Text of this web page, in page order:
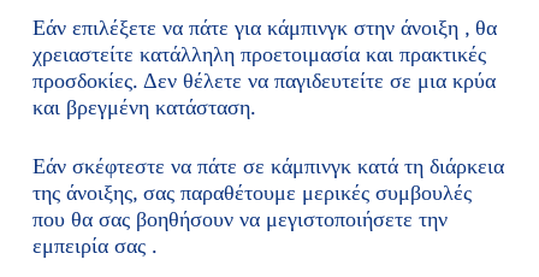
Εάν επιλέξετε να πάτε για κάμπινγκ στην άνοιξη , θα
χρειαστείτε κατάλληλη προετοιμασία και πρακτικές
προσδοκίες. Δεν θέλετε να παγιδευτείτε σε μια κρύα
και βρεγμένη κατάσταση.
Εάν σκέφτεστε να πάτε σε κάμπινγκ κατά τη διάρκεια
της άνοιξης, σας παραθέτουμε μερικές συμβουλές
που θα σας βοηθήσουν να μεγιστοποιήσετε την
εμπειρία σας .